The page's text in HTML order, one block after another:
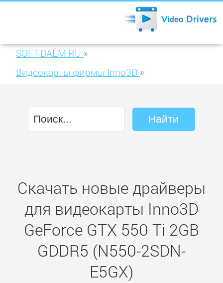
SOFT-DAEM.RU »
Видеокарты фирмы Inno3D »
(N550-2SDN-E5GX)
Скачать новые драйверы
для видеокарты Inno3D
GeForce GTX 550 Ti 2GB
GDDR5 (N550-2SDN-
E5GX)